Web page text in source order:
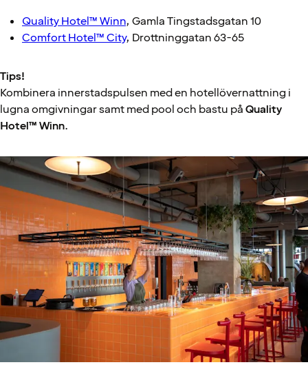
Quality Hotel™ Winn, Gamla Tingstadsgatan 10
Comfort Hotel™ City, Drottninggatan 63-65
Tips!
Kombinera innerstadspulsen med en hotellövernattning i
lugna omgivningar samt med pool och bastu påQuality
Hotel™ Winn.